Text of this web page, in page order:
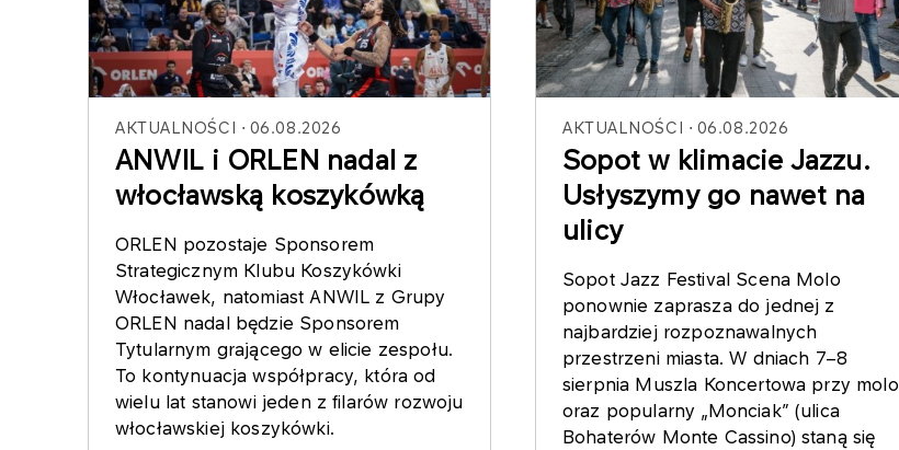
AKTUALNOŚCI 06.08.2026
ANWIL i ORLEN nadal z
włocławską koszykówką
ORLEN pozostaje Sponsorem
Strategicznym Klubu Koszykówki
Włocławek, natomiast ANWIL z Grupy
ORLEN nadal będzie Sponsorem
Tytularnym grającego w elicie zespołu.
To kontynuacja współpracy, która od
wielu lat stanowi jeden z filarów rozwoju
włocławskiej koszykówki.
AKTUALNOŚCI 06.08.2026
Sopot w klimacie Jazzu.
Usłyszymy go nawet na
ulicy
Sopot Jazz Festival Scena Molo
ponownie zaprasza do jednej z
najbardziej rozpoznawalnych
przestrzeni miasta. W dniach 7–8
sierpnia Muszla Koncertowa przy molo
oraz popularny „Monciak” (ulica
Bohaterów Monte Cassino) staną się